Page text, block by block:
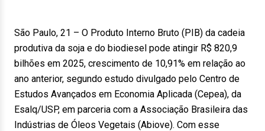
São Paulo, 21 – O Produto Interno Bruto (PIB) da cadeia
produtiva da soja e do biodiesel pode atingir R$ 820,9
bilhões em 2025, crescimento de 10,91% em relação ao
ano anterior, segundo estudo divulgado pelo Centro de
Estudos Avançados em Economia Aplicada (Cepea), da
Esalq/USP, em parceria com a Associação Brasileira das
Indústrias de Óleos Vegetais (Abiove). Com esse